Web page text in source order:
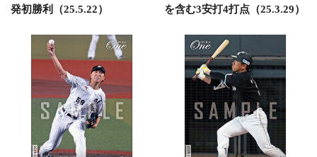
発初勝利（25.5.22）
を含む3安打4打点（25.3.29）